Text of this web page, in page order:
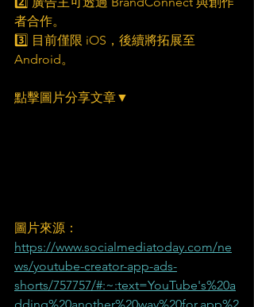
者合作。
3️⃣ 目前僅限 iOS，後續將拓展至
Android。
點擊圖片分享文章▼
圖片來源：
https://www.socialmediatoday.com/ne
ws/youtube-creator-app-ads-
shorts/757757/#:~:text=YouTube's%20a